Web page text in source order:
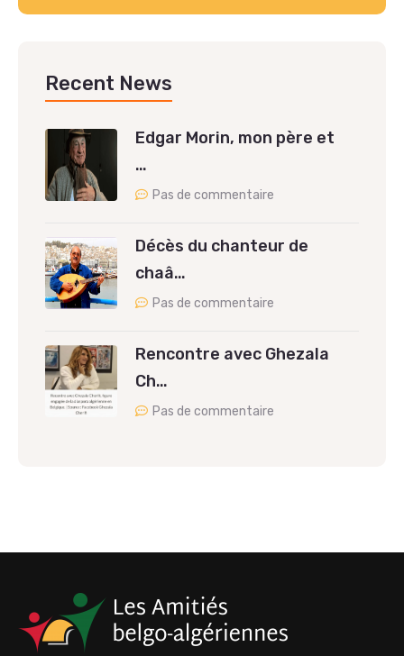
Recent News
Edgar Morin, mon père et
…
Pas de commentaire
Décès du chanteur de
chaâ…
Pas de commentaire
Rencontre avec Ghezala
Ch…
Pas de commentaire